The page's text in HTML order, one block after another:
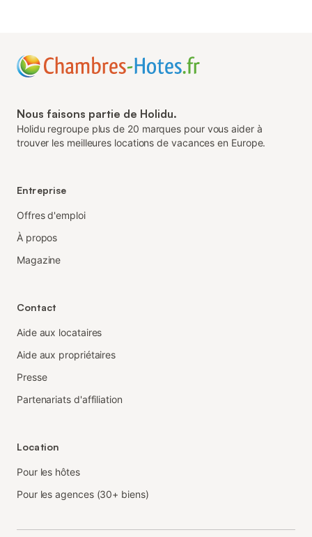
Nous faisons partie de Holidu.
Holidu regroupe plus de 20 marques pour vous aider à
trouver les meilleures locations de vacances en Europe.
Entreprise
Offres d'emploi
À propos
Magazine
Contact
Aide aux locataires
Aide aux propriétaires
Presse
Partenariats d'affiliation
Location
Pour les hôtes
Pour les agences (30+ biens)